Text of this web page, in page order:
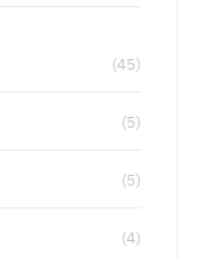
(45)
(5)
(5)
(4)